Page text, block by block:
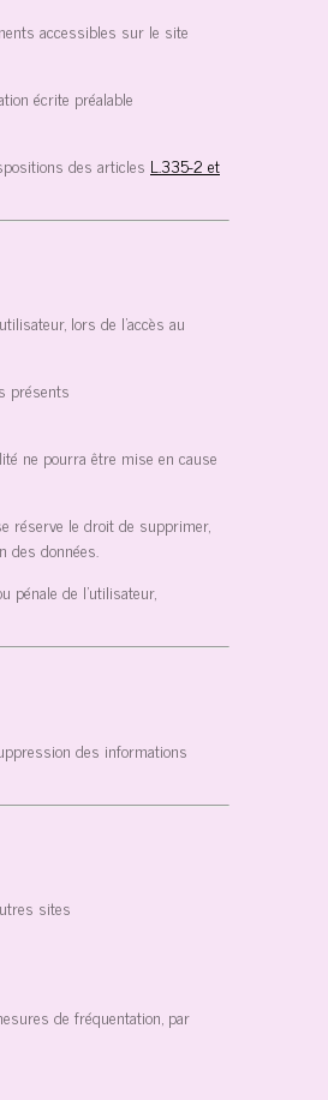
accessibles sur le site
écrite préalable
des articles L.335-2 et
lors de l’accès au
présents
ne pourra être mise en cause
réserve le droit de supprimer,
des données.
de l’utilisateur,
des informations
sites
de fréquentation, par